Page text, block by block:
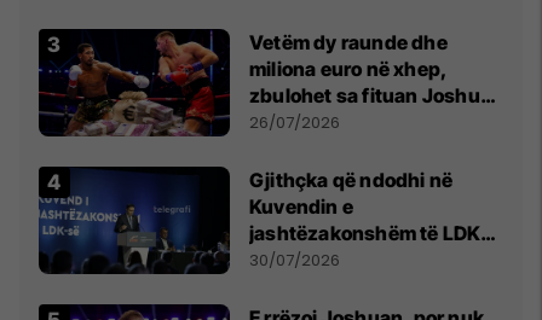
Vetëm dy raunde dhe
miliona euro në xhep,
zbulohet sa fituan Joshua
e Prenga
26/07/2026
Gjithçka që ndodhi në
Kuvendin e
jashtëzakonshëm të LDK-
së
30/07/2026